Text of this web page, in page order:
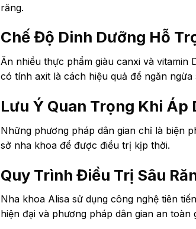
răng.
Chế Độ Dinh Dưỡng Hỗ
Ăn nhiều thực phẩm giàu canxi và
có tính axit là cách hiệu quả để ngăn ngừa
Lưu Ý Quan Trọng Khi Áp
Những phương pháp dân gian chỉ là biện
sở nha khoa để được điều trị kịp thời.
Quy Trình Điều Trị Sâu
Nha khoa Alisa sử dụng công nghệ tiên
hiện đại và phương pháp dân gian an